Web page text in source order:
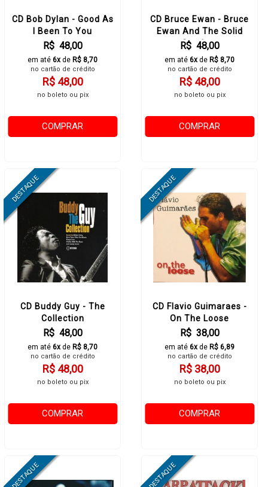
CD Bob Dylan - Good As
I Been To You
R$ 48,00
em até 6xde R$ 8,70
no cartão de crédito
R$ 48,00
no boleto ou pix
COMPRAR
CD Bruce Ewan - Bruce
Ewan And The Solid
Senders
R$ 48,00
em até 6xde R$ 8,70
no cartão de crédito
R$ 48,00
no boleto ou pix
COMPRAR
CD Buddy Guy - The
Collection
R$ 48,00
em até 6xde R$ 8,70
no cartão de crédito
R$ 48,00
no boleto ou pix
COMPRAR
CD Flavio Guimaraes -
On The Loose
R$ 38,00
em até 6xde R$ 6,89
no cartão de crédito
R$ 38,00
no boleto ou pix
COMPRAR